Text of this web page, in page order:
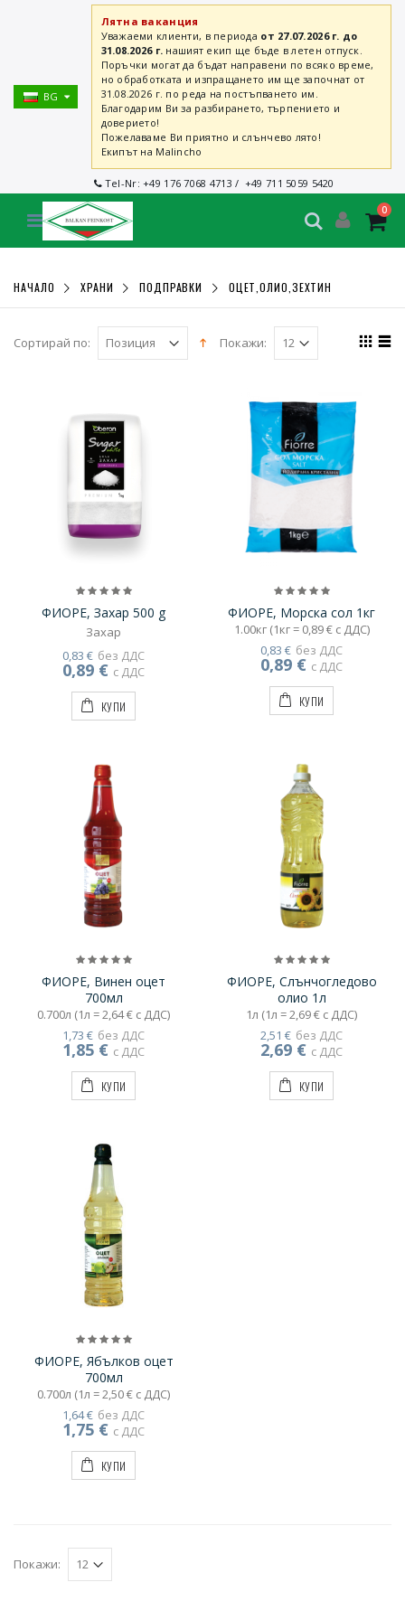
BG
Лятна ваканция
Уважаеми клиенти, в периода от 27.07.2026 г. до
31.08.2026 г. нашият екип ще бъде в летен отпуск.
Поръчки могат да бъдат направени по всяко време,
но обработката и изпращането им ще започнат от
31.08.2026 г. по реда на постъпването им.
Благодарим Ви за разбирането, търпението и
доверието!
Пожелаваме Ви приятно и слънчево лято!
Екипът на Malincho
Tel-Nr:+49 176 7068 4713 / +49 711 5059 5420
0
НАЧАЛО ХРАНИ ПОДПРАВКИ ОЦЕТ,ОЛИО,ЗЕХТИН
Сортирай по: Покажи:
ФИОРЕ, Захар 500 g
Захар
без ДДС
0,83 €
с ДДС
0,89 €
КУПИ
ФИОРЕ, Морска сол 1кг
1.00кг (1кг = 0,89 € с ДДС)
без ДДС
0,83 €
с ДДС
0,89 €
КУПИ
ФИОРЕ, Винен оцет
700мл
0.700л (1л = 2,64 € с ДДС)
без ДДС
1,73 €
с ДДС
1,85 €
КУПИ
ФИОРЕ, Слънчогледово
олио 1л
1л (1л = 2,69 € с ДДС)
без ДДС
2,51 €
с ДДС
2,69 €
КУПИ
ФИОРЕ, Ябълков оцет
700мл
0.700л (1л = 2,50 € с ДДС)
без ДДС
1,64 €
с ДДС
1,75 €
КУПИ
Покажи: